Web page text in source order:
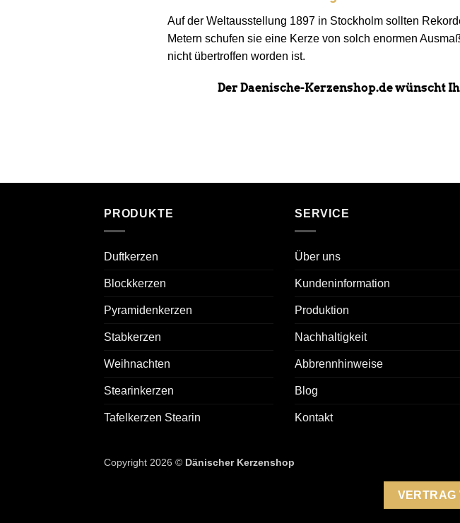
Auf der Weltausstellung 1897 in Stockholm sollten
Metern schufen sie eine Kerze von solch enormen
nicht übertroffen worden ist.
Der Daenische-Kerzenshop.de wünscht
PRODUKTE
Duftkerzen
Blockkerzen
Pyramidenkerzen
Stabkerzen
Weihnachten
Stearinkerzen
Tafelkerzen Stearin
SERVICE
Über uns
Kundeninformation
Produktion
Nachhaltigkeit
Abbrennhinweise
Blog
Kontakt
Copyright 2026 © Dänischer Kerzenshop
VERTRAG